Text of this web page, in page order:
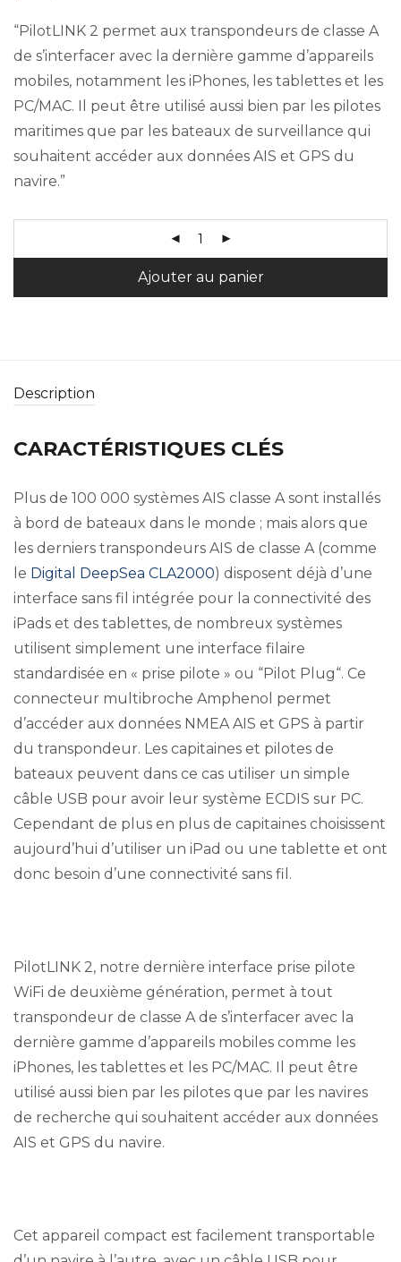
“PilotLINK 2 permet aux transpondeurs de classe A
de s’interfacer avec la dernière gamme d’appareils
mobiles, notamment les iPhones, les tablettes et les
PC/MAC. Il peut être utilisé aussi bien par les pilotes
maritimes que par les bateaux de surveillance qui
souhaitent accéder aux données AIS et GPS du
navire.”
Ajouter au panier
Description
CARACTÉRISTIQUES CLÉS
Plus de 100 000 systèmes AIS classe A sont installés
à bord de bateaux dans le monde ; mais alors que
les derniers transpondeurs AIS de classe A (comme
le Digital DeepSea CLA2000) disposent déjà d’une
interface sans fil intégrée pour la connectivité des
iPads et des tablettes, de nombreux systèmes
utilisent simplement une interface filaire
standardisée en « prise pilote » ou “Pilot Plug“. Ce
connecteur multibroche Amphenol permet
d’accéder aux données NMEA AIS et GPS à partir
du transpondeur. Les capitaines et pilotes de
bateaux peuvent dans ce cas utiliser un simple
câble USB pour avoir leur système ECDIS sur PC.
Cependant de plus en plus de capitaines choisissent
aujourd’hui d’utiliser un iPad ou une tablette et ont
donc besoin d’une connectivité sans fil.
PilotLINK 2, notre dernière interface prise pilote
WiFi de deuxième génération, permet à tout
transpondeur de classe A de s’interfacer avec la
dernière gamme d’appareils mobiles comme les
iPhones, les tablettes et les PC/MAC. Il peut être
utilisé aussi bien par les pilotes que par les navires
de recherche qui souhaitent accéder aux données
AIS et GPS du navire.
Cet appareil compact est facilement transportable